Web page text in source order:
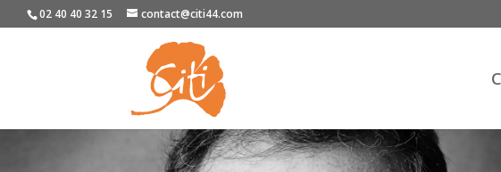
02 40 40 32 15 contact@citi44.com